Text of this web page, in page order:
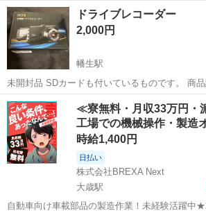
山口 周南市 櫛ケ浜駅 内装、インテ
ドライブレコーダー
2,000円
幡生駅
未開封品 SDカードも付いているものです。 商品
真を参照下さい。
山口 下関市 幡生駅 車のパーツ
≪寮無料・月収33万円・
工場での機械操作・製造
時給1,400円
日払い
株式会社BREXA Next
大歳駅
自動車向け車載部品の製造作業！未経験活躍中